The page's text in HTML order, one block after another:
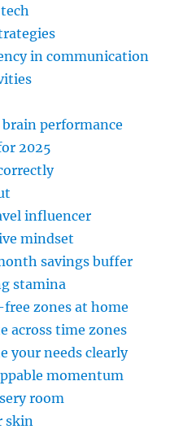
in communication
performance
2025
influencer
mindset
savings buffer
stamina
zones at home
across time zones
your needs clearly
momentum
room
skin